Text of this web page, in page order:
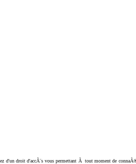
droit d'accÃ¨s vous permettant Ã tout moment de